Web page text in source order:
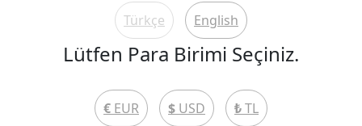
Türkçe English
Lütfen Para Birimi Seçiniz.
€ EUR $ USD ₺TL